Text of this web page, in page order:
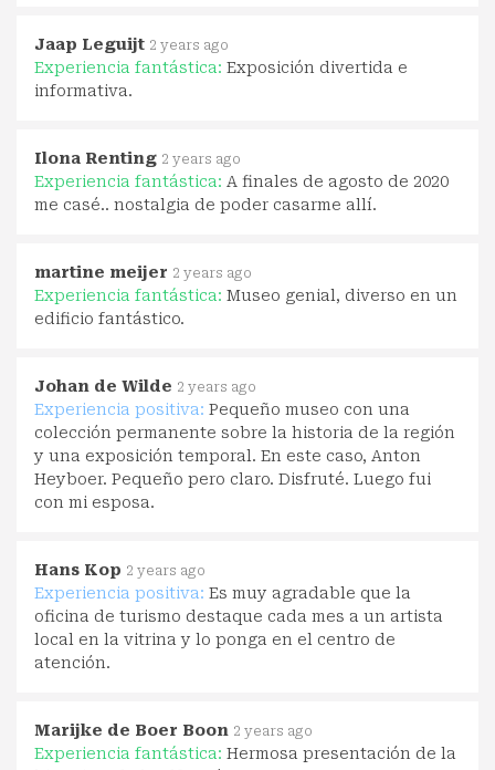
Jaap Leguijt 2 years ago
Experiencia fantástica: Exposición divertida e
informativa.
Ilona Renting 2 years ago
Experiencia fantástica: A finales de agosto de 2020
me casé.. nostalgia de poder casarme allí.
martine meijer 2 years ago
Experiencia fantástica: Museo genial, diverso en un
edificio fantástico.
Johan de Wilde 2 years ago
Experiencia positiva: Pequeño museo con una
colección permanente sobre la historia de la región
y una exposición temporal. En este caso, Anton
Heyboer. Pequeño pero claro. Disfruté. Luego fui
con mi esposa.
Hans Kop 2 years ago
Experiencia positiva: Es muy agradable que la
oficina de turismo destaque cada mes a un artista
local en la vitrina y lo ponga en el centro de
atención.
Marijke de Boer Boon 2 years ago
Experiencia fantástica: Hermosa presentación de la